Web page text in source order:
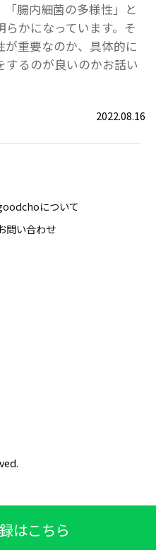
はこちら
腸内細菌の多様性」と
かになっています。そ
が重要なのか、具体的に
するのが良いのかお話い
2022.08.16
について
問い合わせ